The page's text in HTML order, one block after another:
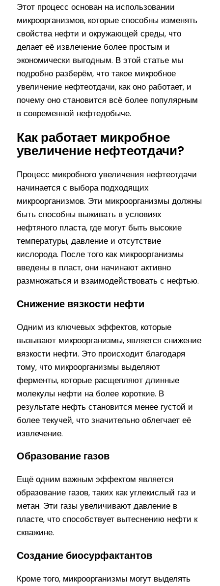
Этот процесс основан на использовании
микроорганизмов, которые способны изменять
свойства нефти и окружающей среды, что
делает её извлечение более простым и
экономически выгодным. В этой статье мы
подробно разберём, что такое микробное
увеличение нефтеотдачи, как оно работает, и
почему оно становится всё более популярным
в современной нефтедобыче.
Как работает микробное
увеличение нефтеотдачи?
Процесс микробного увеличения нефтеотдачи
начинается с выбора подходящих
микроорганизмов. Эти микроорганизмы должны
быть способны выживать в условиях
нефтяного пласта, где могут быть высокие
температуры, давление и отсутствие
кислорода. После того как микроорганизмы
введены в пласт, они начинают активно
размножаться и взаимодействовать с нефтью.
Снижение вязкости нефти
Одним из ключевых эффектов, которые
вызывают микроорганизмы, является снижение
вязкости нефти. Это происходит благодаря
тому, что микроорганизмы выделяют
ферменты, которые расщепляют длинные
молекулы нефти на более короткие. В
результате нефть становится менее густой и
более текучей, что значительно облегчает её
извлечение.
Образование газов
Ещё одним важным эффектом является
образование газов, таких как углекислый газ и
метан. Эти газы увеличивают давление в
пласте, что способствует вытеснению нефти к
скважине.
Создание биосурфактантов
Кроме того, микроорганизмы могут выделять